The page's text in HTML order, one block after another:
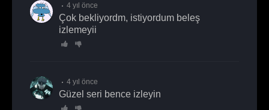
4 yıl önce
Çok bekliyordm, istiyordum beleş
izlemeyii
4 yıl önce
Güzel seri bence izleyin